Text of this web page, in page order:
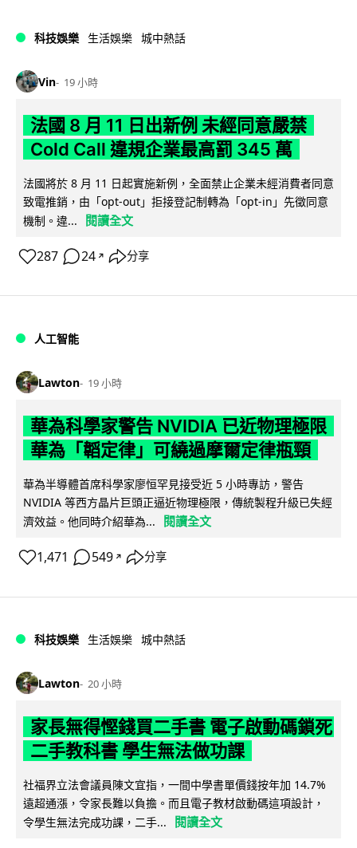
科技娛樂 生活娛樂 城中熱話
Vin 19 小時
法國 8 月 11 日出新例 未經同意嚴禁
Cold Call 違規企業最高罰 345 萬
法國將於 8 月 11 日起實施新例，全面禁止企業未經消費者同意
致電推銷，由「opt-out」拒接登記制轉為「opt-in」先徵同意
機制。違...
閱讀全文
287 24 ↗ 分享
人工智能
Lawton 19 小時
華為科學家警告 NVIDIA 已近物理極限
華為「韜定律」可繞過摩爾定律瓶頸
華為半導體首席科學家廖恒罕見接受近 5 小時專訪，警告
NVIDIA 等西方晶片巨頭正逼近物理極限，傳統製程升級已失經
濟效益。他同時介紹華為...
閱讀全文
1,471 549 ↗ 分享
科技娛樂 生活娛樂 城中熱話
Lawton 20 小時
家長無得慳錢買二手書 電子啟動碼鎖死
二手教科書 學生無法做功課
社福界立法會議員陳文宜指，一間中學書單價錢按年加 14.7%
遠超通漲，令家長難以負擔。而且電子教材啟動碼這項設計，
令學生無法完成功課，二手...
閱讀全文